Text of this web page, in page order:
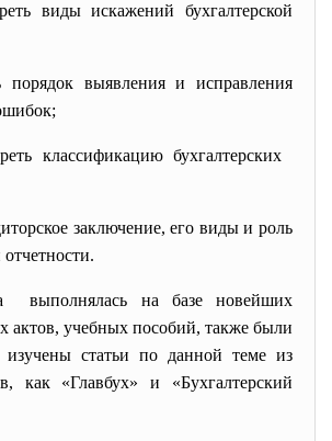
виды искажений бухгалтерской
порядок выявления и исправления
классификацию бухгалтерских
заключение, его виды и роль
отчетности.
выполнялась на базе новейших
актов, учебных пособий, также были
изучены статьи по данной теме из
как «Главбух» и «Бухгалтерский